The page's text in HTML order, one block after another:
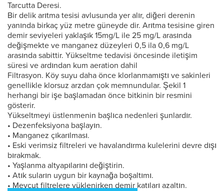
Tarcutta Deresi.
Bir delik arıtma tesisi avlusunda yer alır, diğeri derenin
yanında birkaç yüz metre güneyde dir. Arıtma tesisine giren
demir seviyeleri yaklaşık 15mg/L ile 25 mg/L arasında
değişmekte ve manganez düzeyleri 0,5 ila 0,6 mg/L
arasında sabittir. Yükseltme tedavisi öncesinde iletişim
süresi ve ardından kum aeration dahil
Filtrasyon. Köy suyu daha önce klorlanmamıştı ve sakinleri
genellikle klorsuz arzdan çok memnundular. Şekil 1
herhangi bir işe başlamadan önce bitkinin bir resmini
gösterir.
Yükseltmeyi üstlenmenin başlıca nedenleri şunlardır.
• Dezenfeksiyona başlayın.
• Manganez çıkarılması.
• Eski verimsiz filtreleri ve havalandırma kulelerini devre dışı
bırakmak.
• Yaşlanma altyapılarını değiştirin.
• Atık suların uygun bir kaynağa boşaltımı.
• Mevcut filtrelere yüklenirken demir katıları azaltın.